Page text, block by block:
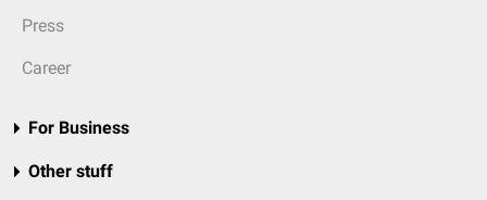
Press
Career
For Business
Other stuff